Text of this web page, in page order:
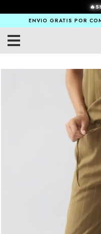
ENVIO GRATIS POR